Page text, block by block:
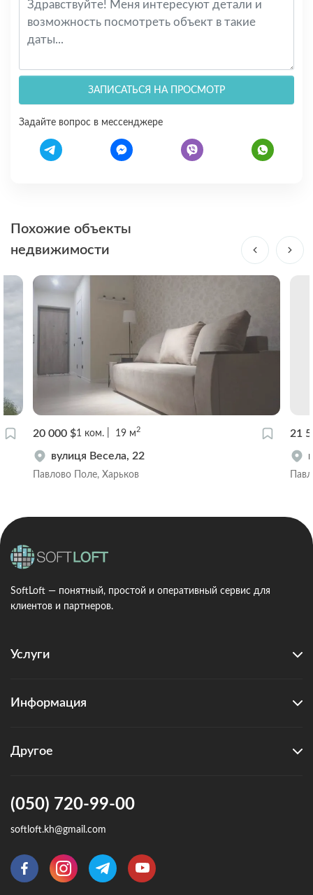
ЗАПИСАТЬСЯ НА ПРОСМОТР
Задайте вопрос в мессенджере
Похожие объекты
недвижимости
20 000 $1 ком. 19 м2
вулиця Весела, 22
Павлово Поле, Харьков
21
SoftLoft — понятный, простой и оперативный сервис для
клиентов и партнеров.
Услуги
Информация
Другое
(050) 720-99-00
softloft.kh@gmail.com